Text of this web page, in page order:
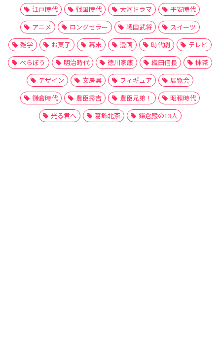
江戸時代 戦国時代 大河ドラマ
平安時代
アニメ
ロングセラー 戦国武将
スイーツ
雑学
お菓子 幕末 漫画 時代劇
テレビ
べらぼう
明治時代 徳川家康 織田信長
抹茶
デザイン
文房具 フィギュア
展覧会
鎌倉時代
豊臣秀吉 豊臣兄弟！
昭和時代
光る君へ
葛飾北斎 鎌倉殿の13人